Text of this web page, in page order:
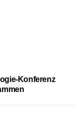
Konferenz